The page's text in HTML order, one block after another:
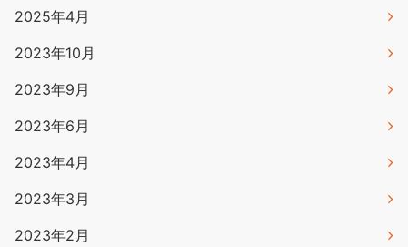
2025年4月
2023年10月
2023年9月
2023年6月
2023年4月
2023年3月
2023年2月